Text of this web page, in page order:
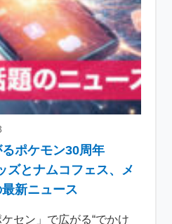
ポケモン30周年
とナムコフェス、メ
新ニュース
セン」で広がる“でかけ